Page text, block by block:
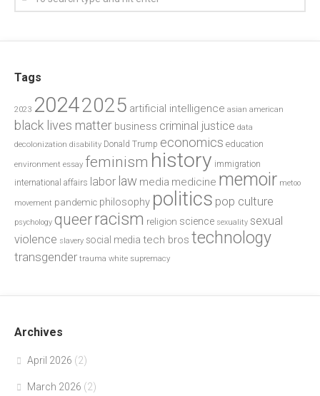
Tags
2023 20242025 artificial intelligence asian american
black lives matter business criminal justice data
decolonization disability Donald Trump economics education
environment essay feminism history immigration
international affairs labor law media medicine memoir metoo
movement pandemic philosophy politics pop culture
psychology queerracism religion science sexuality sexual
violence slavery social media tech bros technology
transgender trauma white supremacy
Archives
April 2026 (2)
March 2026 (2)